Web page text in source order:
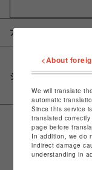
アイテム説明 / 素材
シェアする
<About
We will translate
automatic
Since this service
translated
page before
In addition, we do
indirect damage
understanding in